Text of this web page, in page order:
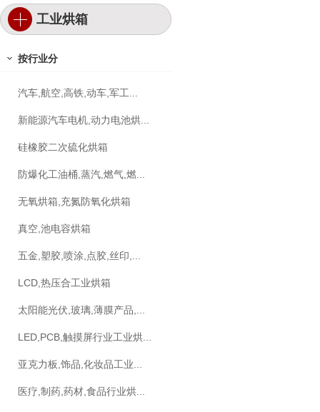
工业烘箱
按行业分
汽车,航空,高铁,动车,军工...
新能源汽车电机,动力电池烘...
硅橡胶二次硫化烘箱
防爆化工油桶,蒸汽,燃气,燃...
无氧烘箱,充氮防氧化烘箱
真空,池电容烘箱
五金,塑胶,喷涂,点胶,丝印,...
LCD,热压合工业烘箱
太阳能光伏,玻璃,薄膜产品,...
LED,PCB,触摸屏行业工业烘...
亚克力板,饰品,化妆品工业...
医疗,制药,药材,食品行业烘...